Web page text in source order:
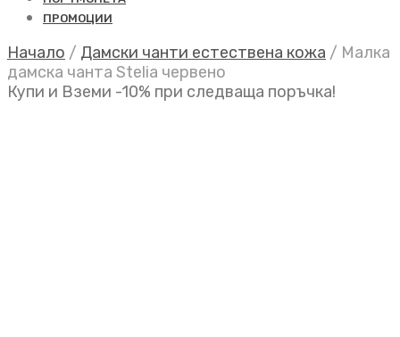
ПРОМОЦИИ
Начало / Дамски чанти естествена кожа / Малка
дамска чанта Stelia червено
Купи и Вземи -10% при следваща поръчка!